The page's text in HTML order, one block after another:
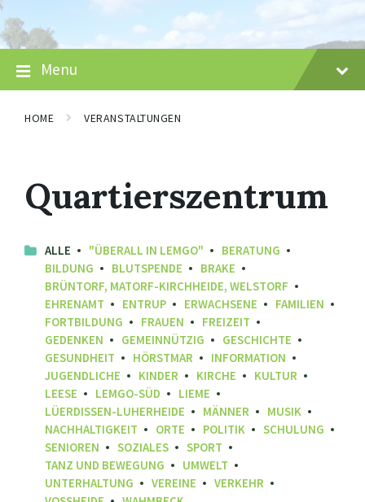
Skip
to
content
Skip
to
main
navigation
Skip
to
footer
Menu
HOME VERANSTALTUNGEN
Quartierszentrum
ALLE "ÜBERALL IN LEMGO"
BERATUNG
BILDUNG
BLUTSPENDE
BRAKE
BRÜNTORF, MATORF-KIRCHHEIDE, WELSTORF
EHRENAMT
ENTRUP ERWACHSENE
FAMILIEN
FORTBILDUNG
FRAUEN
FREIZEIT
GEDENKEN
GEMEINNÜTZIG
GESCHICHTE
GESUNDHEIT
HÖRSTMAR
INFORMATION
JUGENDLICHE
KINDER KIRCHE
KULTUR
LEESE
LEMGO-SÜD
LIEME
LÜERDISSEN-LUHERHEIDE
MÄNNER
MUSIK
NACHHALTIGKEIT
ORTE POLITIK
SCHULUNG
SENIOREN
SOZIALES
SPORT
TANZ UND BEWEGUNG
UMWELT
UNTERHALTUNG
VEREINE
VERKEHR